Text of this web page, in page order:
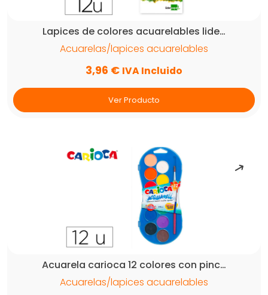
Lapices de colores acuarelables lide…
Acuarelas/lapices acuarelables
3,96 € IVA Incluido
Ver Producto
Acuarela carioca 12 colores con pinc…
Acuarelas/lapices acuarelables